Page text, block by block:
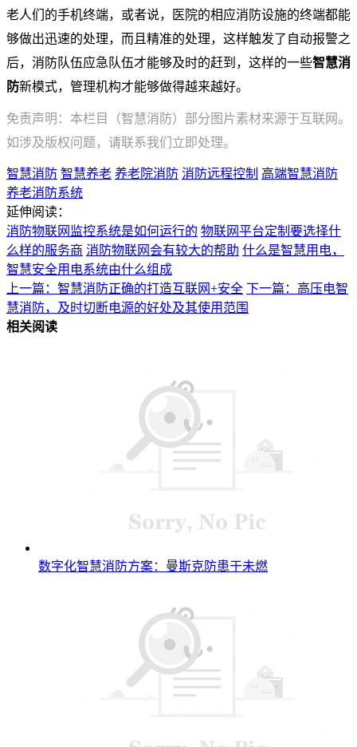
老人们的手机终端，或者说，医院的相应消防设施的终端都能
够做出迅速的处理，而且精准的处理，这样触发了自动报警之
后，消防队伍应急队伍才能够及时的赶到，这样的一些智慧消
防新模式，管理机构才能够做得越来越好。
免责声明：本栏目（智慧消防）部分图片素材来源于互联网。
如涉及版权问题，请联系我们立即处理。
智慧消防 智慧养老 养老院消防 消防远程控制 高端智慧消防
养老消防系统
延伸阅读：
消防物联网监控系统是如何运行的 物联网平台定制要选择什
么样的服务商 消防物联网会有较大的帮助 什么是智慧用电，
智慧安全用电系统由什么组成
上一篇：智慧消防正确的打造互联网+安全 下一篇：高压电智
慧消防，及时切断电源的好处及其使用范围
相关阅读
数字化智慧消防方案：曼斯克防患于未燃